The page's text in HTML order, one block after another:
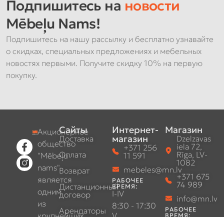
Подпишитесь на новости
Mēbeļu Nams!
Подпишитесь на нашу рассылку и бесплатно узнавайте
о скидках, специальных предложениях и мебельных
новостях первыми. Получите скидку 10% на первую
покупку.
Акционерное
общество
"Mēbeļu
nams"
является
одним
из
Сайты
Доставка
Оплата
Возврат
Дистанционный
договор
Арендаторы
Интернет-
магазин
+371 256
11 591
mebeles@mn.lv
РАБОЧЕЕ
ВРЕМЯ:
I-IV
8:30 - 17:30
Магазин
Dzelzavas
iela 72,
Rīga, LV-
1082
+371 675
74 989
info@mn.lv
РАБОЧЕЕ
ВРЕМЯ: